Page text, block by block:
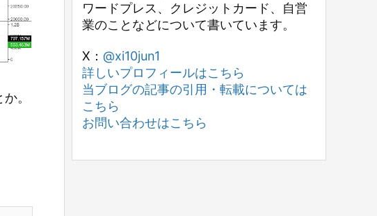
。
ワードプレス、クレジットカード、自営
業のことなどについて書いています。
X： @xi10jun1
詳しいプロフィールはこちら
当ブログの記事の引用・転載については
こちら
お問い合わせはこちら